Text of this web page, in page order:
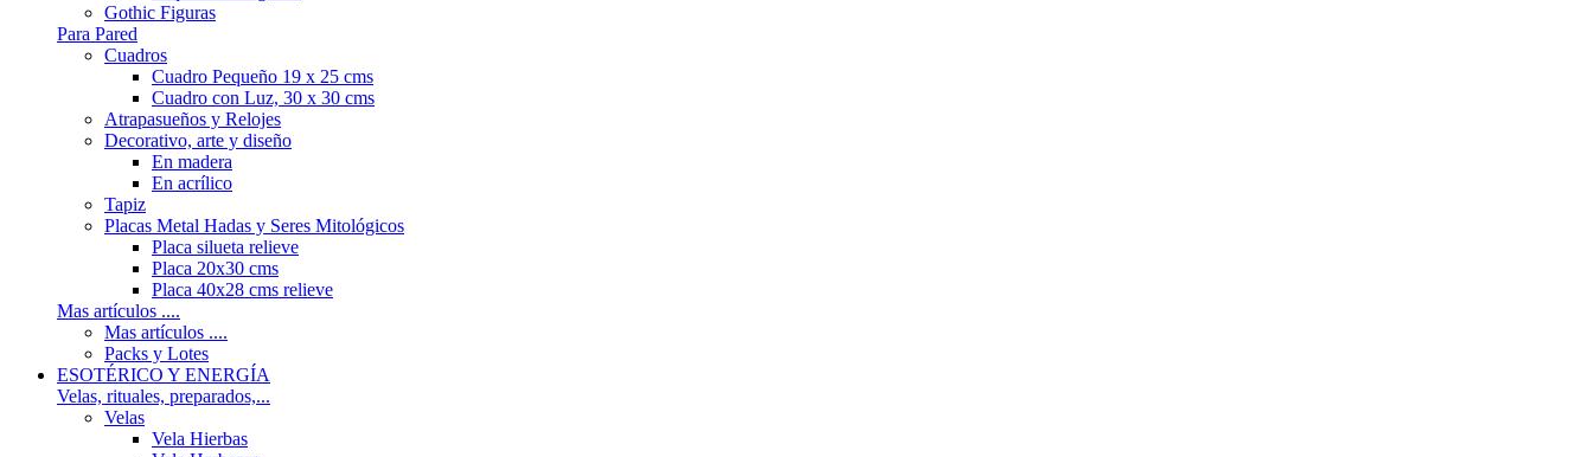
Gothic Figuras
Para Pared
Cuadros
Cuadro Pequeño 19 x 25 cms
Cuadro con Luz, 30 x 30 cms
Atrapasueños y Relojes
Decorativo, arte y diseño
En madera
En acrílico
Tapiz
Placas Metal Hadas y Seres Mitológicos
Placa silueta relieve
Placa 20x30 cms
Placa 40x28 cms relieve
Mas artículos ....
Mas artículos ....
Packs y Lotes
ESOTÉRICO Y ENERGÍA
Velas, rituales, preparados,...
Velas
Vela Hierbas